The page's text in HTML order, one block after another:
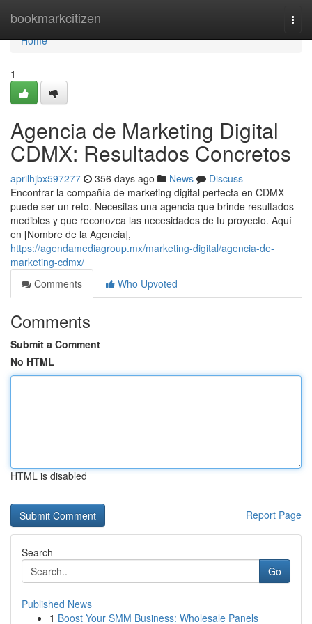
bookmarkcitizen
Home
Home
1
Agencia de Marketing Digital
CDMX: Resultados Concretos
aprilhjbx597277 356 days ago News
Discuss
Encontrar la compañía de marketing digital perfecta en CDMX
puede ser un reto. Necesitas una agencia que brinde resultados
medibles y que reconozca las necesidades de tu proyecto. Aquí
en [Nombre de la Agencia],
https://agendamediagroup.mx/marketing-digital/agencia-de-
marketing-cdmx/
Comments
Who Upvoted
Comments
Submit a Comment
No HTML
HTML is disabled
Report Page
Search
Go
Published News
1 Boost Your SMM Business: Wholesale Panels